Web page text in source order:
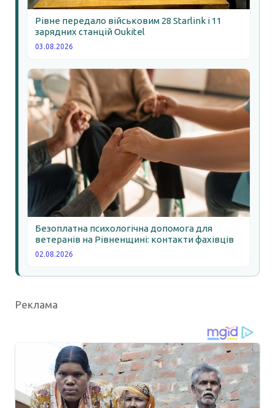
Рівне передало військовим 28 Starlink і 11
зарядних станцій Oukitel
03.08.2026
Безоплатна психологічна допомога для
ветеранів на Рівненщині: контакти фахівців
02.08.2026
Реклама